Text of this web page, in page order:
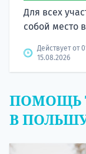
Для всех
собой место
Действует от
15.08.2026
ПОМОЩЬ
В